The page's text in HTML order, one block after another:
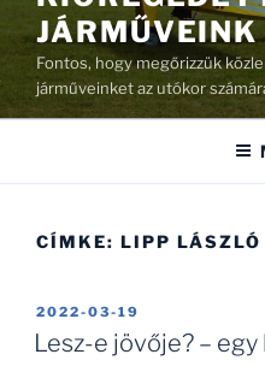
JÁRMŰVEINK
Fontos, hogy megőrizzük
járműveinket az utókor
CÍMKE: LIPP LÁSZLÓ
BEKÜLDVE:
2022-03-19
Lesz-e jövője? –